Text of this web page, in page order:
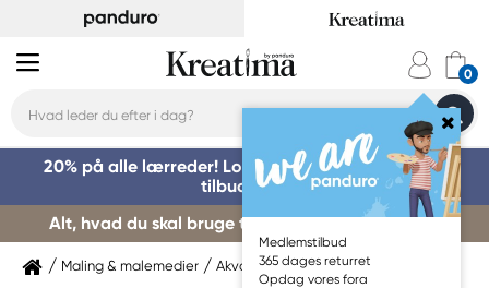
Medlemstilbud
365 dages returret
Opdag vores fora
20% på alle lærreder! Log på for at benytte dig af
tilbuddet »
Alt, hvad du skal bruge til kursusstart – køb her »
Maling & malemedier Akvarelmaling Daniel Smith